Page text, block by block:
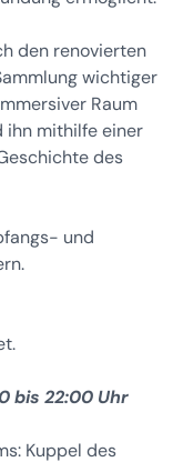
den renovierten
wichtiger
Raum
ihn mithilfe einer
des
und
bis 22:00 Uhr
Kuppel des